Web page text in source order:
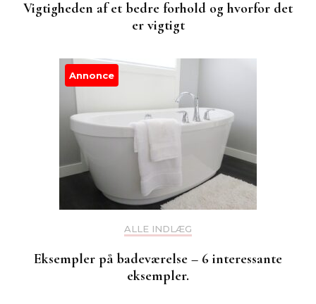
Vigtigheden af et bedre forhold og hvorfor det
er vigtigt
Annonce
ALLE INDLÆG
Eksempler på badeværelse – 6 interessante
eksempler.